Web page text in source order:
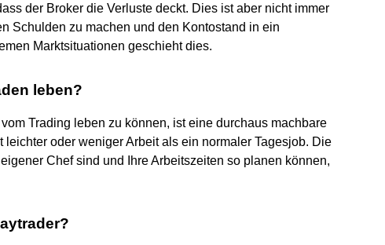
der Broker die Verluste deckt. Dies ist aber nicht immer
Schulden zu machen und den Kontostand in ein
Marktsituationen geschieht dies.
leben?
Trading leben zu können, ist eine durchaus machbare
leichter oder weniger Arbeit als ein normaler Tagesjob. Die
Chef sind und Ihre Arbeitszeiten so planen können,